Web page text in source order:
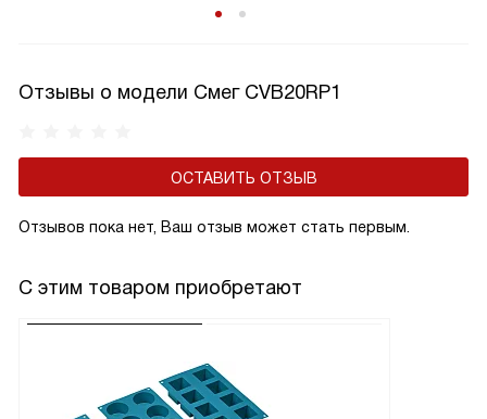
Отзывы о модели Смег CVB20RP1
ОСТАВИТЬ ОТЗЫВ
Отзывов пока нет, Ваш отзыв может стать первым.
С этим товаром приобретают